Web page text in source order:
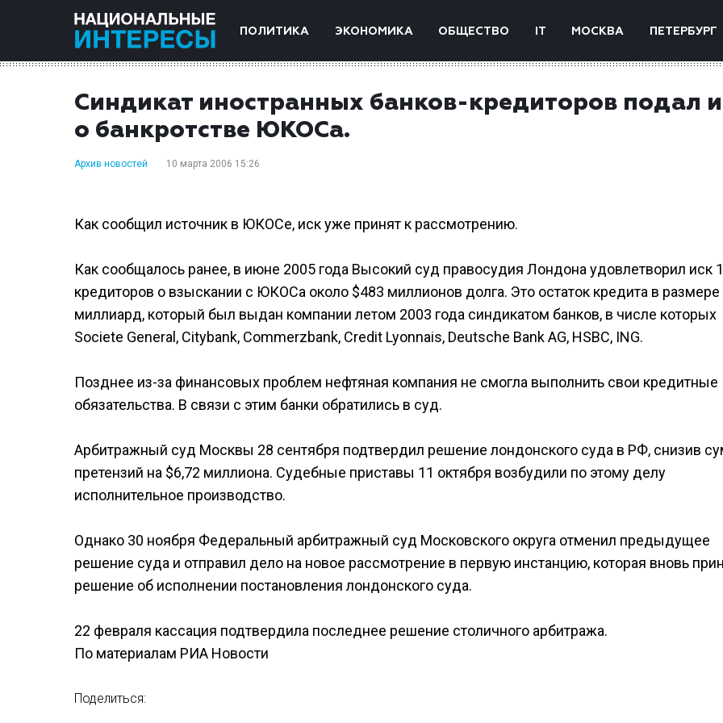
ПОЛИТИКА ЭКОНОМИКА ОБЩЕСТВО IT МОСКВА ПЕТЕРБУРГ
Синдикат иностранных банков-кредиторов подал
о банкротстве ЮКОСа.
Архив новостей 10 марта 2006 15:26
Как сообщил источник в ЮКОСе, иск уже принят к рассмотрению.
Как сообщалось ранее, в июне 2005 года Высокий суд правосудия Лондона удовлетворил иск
кредиторов о взыскании с ЮКОСа около $483 миллионов долга. Это остаток кредита в размере
миллиард, который был выдан компании летом 2003 года синдикатом банков, в числе которых
Societe General, Citybank, Commerzbank, Credit Lyonnais, Deutsche Bank AG, HSBC, ING.
Позднее из-за финансовых проблем нефтяная компания не смогла выполнить свои кредитные
обязательства. В связи с этим банки обратились в суд.
Арбитражный суд Москвы 28 сентября подтвердил решение лондонского суда в РФ, снизив
претензий на $6,72 миллиона. Судебные приставы 11 октября возбудили по этому делу
исполнительное производство.
Однако 30 ноября Федеральный арбитражный суд Московского округа отменил предыдущее
решение суда и отправил дело на новое рассмотрение в первую инстанцию, которая вновь
решение об исполнении постановления лондонского суда.
22 февраля кассация подтвердила последнее решение столичного арбитража.
По материалам РИА Новости
Поделиться: